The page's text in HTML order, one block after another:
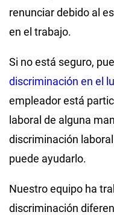
renunciar debido al
en el trabajo.
Si no está seguro,
discriminación en el
empleador está
laboral de alguna
discriminación
puede ayudarlo.
Nuestro equipo ha
discriminación